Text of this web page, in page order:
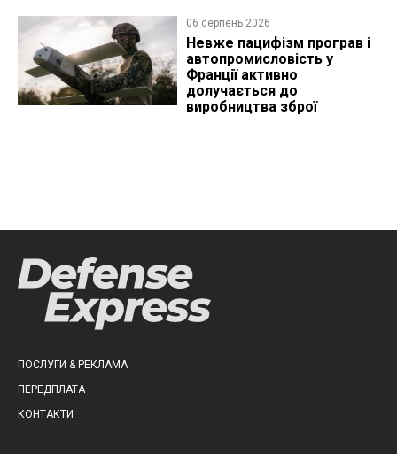
06 серпень 2026
Невже пацифізм програв і
автопромисловість у
Франції активно
долучається до
виробництва зброї
ПОСЛУГИ & РЕКЛАМА
ПЕРЕДПЛАТА
КОНТАКТИ